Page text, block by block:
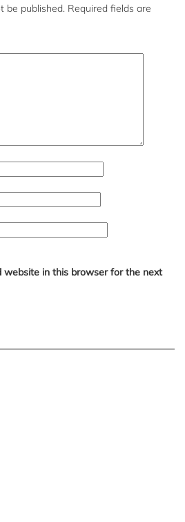
be published. Required fields are
website in this browser for the next